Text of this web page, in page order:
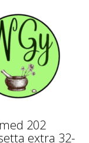
202
extra 32-